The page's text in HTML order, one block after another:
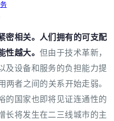
密相关。人们拥有的可支配
性越大。 但由于技术革新，
及设备和服务的负担能力提
两者之间的关系开始走弱。
的国家也即将见证连通性的
长将发生在二三线城市的主